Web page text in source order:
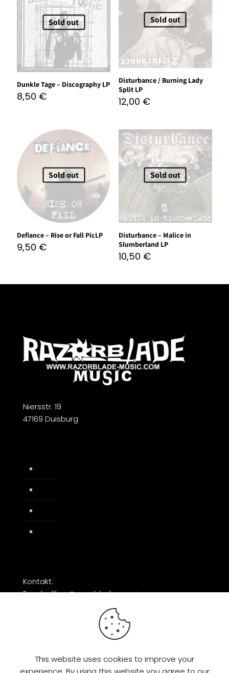
Sold out
Dunkle Tage – Discography LP
8,50 €
Sold out
Disturbance / Burning Lady
Split LP
12,00 €
Sold out
Defiance – Rise or Fall PicLP
9,50 €
Sold out
Disturbance – Malice in
Slumberland LP
10,50 €
Niersstr. 19
47169 Duisburg
Kontakt:
Email: office@razorblade-music.com
This website uses cookies to improve your